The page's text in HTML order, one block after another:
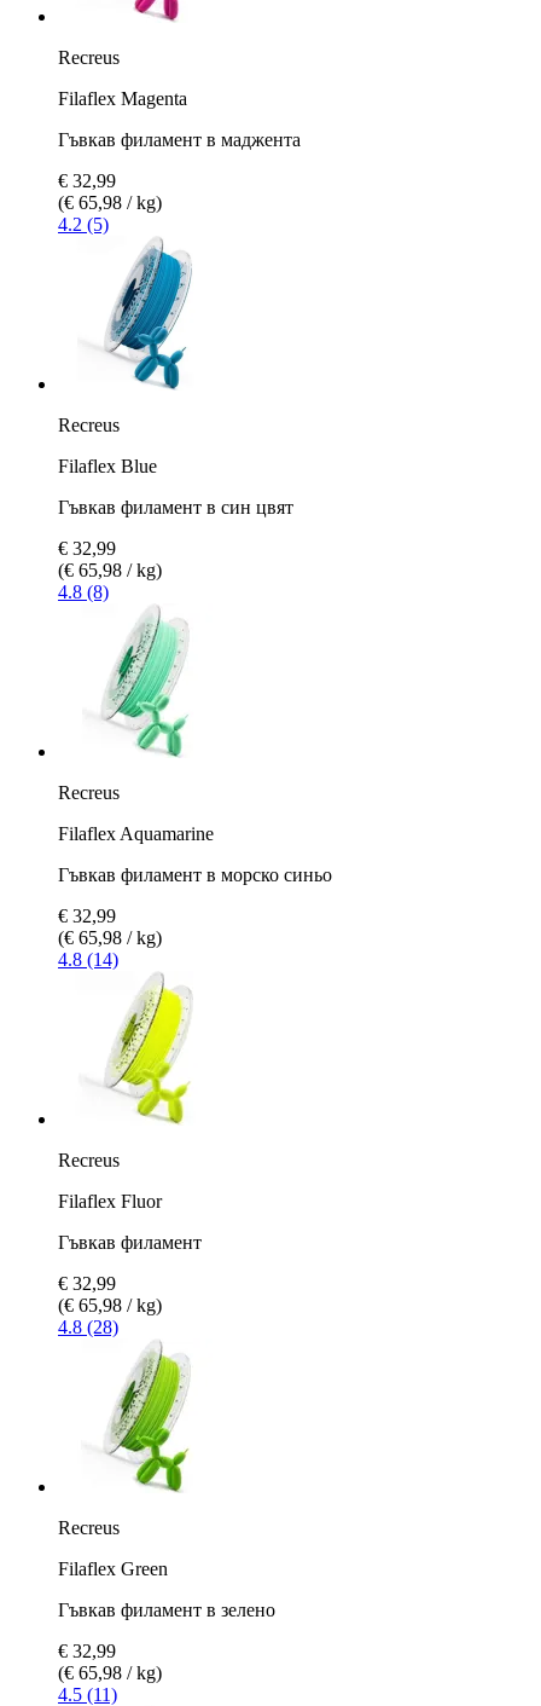
Recreus
Filaflex Magenta
Гъвкав филамент в маджента
€ 32,99
(€ 65,98 / kg)
4.2 (5)
Recreus
Filaflex Blue
Гъвкав филамент в син цвят
€ 32,99
(€ 65,98 / kg)
4.8 (8)
Recreus
Filaflex Aquamarine
Гъвкав филамент в морско синьо
€ 32,99
(€ 65,98 / kg)
4.8 (14)
Recreus
Filaflex Fluor
Гъвкав филамент
€ 32,99
(€ 65,98 / kg)
4.8 (28)
Recreus
Filaflex Green
Гъвкав филамент в зелено
€ 32,99
(€ 65,98 / kg)
4.5 (11)